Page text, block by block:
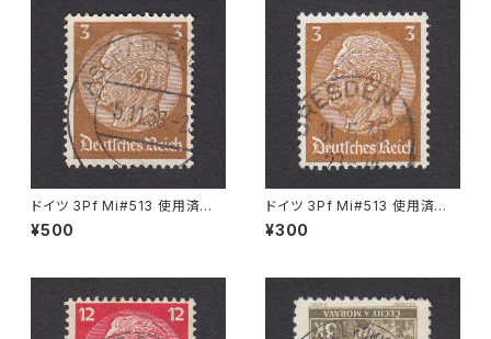
ドイツ 3Pf Mi#513 使用済み
切手｜ASCHAFFENBURG 5.1
1.1936
¥500
ドイツ 3Pf Mi#513 使用済み
切手｜DRESDEN 31.5.1935
¥300